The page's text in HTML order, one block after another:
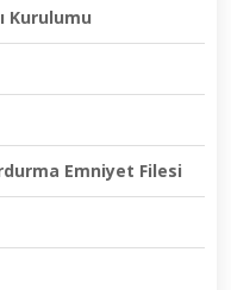
Kurulumu
Emniyet Filesi